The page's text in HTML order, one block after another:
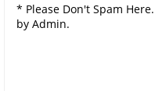
* Please Don't Spam
by Admin.